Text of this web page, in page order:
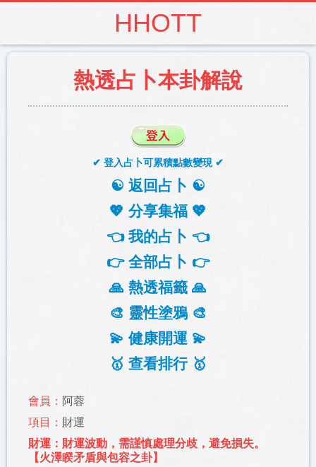
HHOTT
熱透占卜本卦解說
✔ 登入占卜可累積點數變現 ✔
☯️ 返回占卜 ☯️
💖 分享集福 💖
👈 我的占卜 👈
👉 全部占卜 👉
🙏 熱透福籤 🙏
🎨 靈性塗鴉 🎨
💫 健康開運 💫
🥇 查看排行 🥇
會員： 阿蓉
項目： 財運
財運：財運波動，需謹慎處理分歧，避免損失。
【火澤睽矛盾與包容之卦】